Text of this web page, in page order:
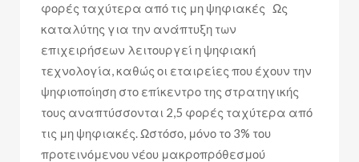
φορές ταχύτερα από τις μη ψηφιακές Ως
καταλύτης για την ανάπτυξη των
επιχειρήσεων λειτουργεί η ψηφιακή
τεχνολογία, καθώς οι εταιρείες που έχουν την
ψηφιοποίηση στο επίκεντρο της στρατηγικής
τους αναπτύσσονται 2,5 φορές ταχύτερα από
τις μη ψηφιακές. Ωστόσο, μόνο το 3% του
προτεινόμενου νέου μακροπρόθεσμού